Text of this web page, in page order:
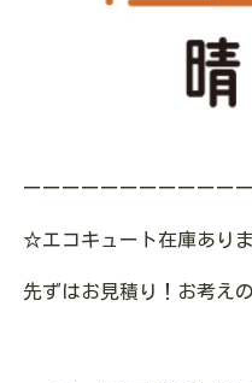
ーーーーーーーーーーー
☆エコキュート在庫あり
先ずはお見積り！お考え